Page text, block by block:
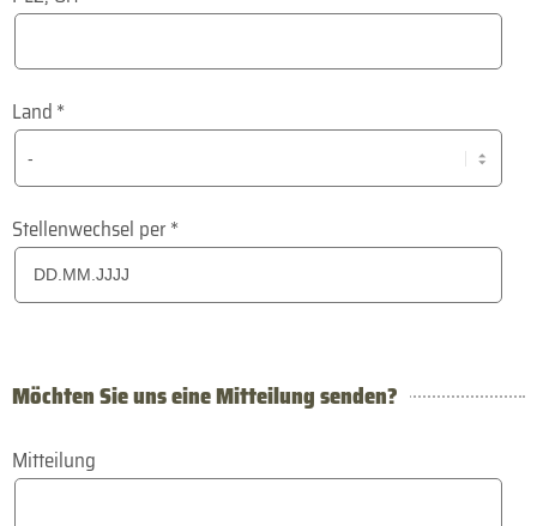
Land*
Stellenwechsel per*
Möchten Sie uns eine Mitteilung senden?
Mitteilung